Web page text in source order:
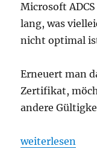
Microsoft
lang, was
nicht optimal
Erneuert man
Zertifikat,
andere
„Verlängern
weiterlesen